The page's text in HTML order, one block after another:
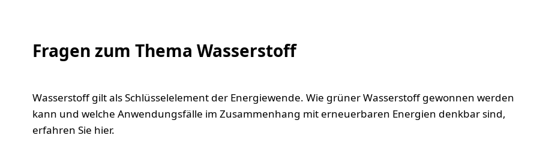
Fragen zum Thema Wasserstoff
Wasserstoff gilt als Schlüsselelement der Energiewende. Wie grüner Wasserstoff gewonnen werden
kann und welche Anwendungsfälle im Zusammenhang mit erneuerbaren Energien denkbar sind,
erfahren Sie hier.